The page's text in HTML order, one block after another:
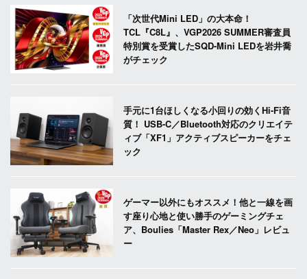
「次世代Mini LED」の大本命！
TCL『C8L』、VGP2026 SUMMER審査員
特別賞を受賞したSQD-Mini LEDを岩井喬
がチェック
手元に1台ほしくなる小回りの効くHi-Fi音
質！ USB-C／Bluetooth対応のクリエイテ
ィブ「XF1」アクティブスピーカーをチェ
ック
ゲーマー以外にもオススメ！他と一線を画
す座り心地と使い勝手のゲーミングチェ
ア、Boulies「Master Rex／Neo」レビュ
ー